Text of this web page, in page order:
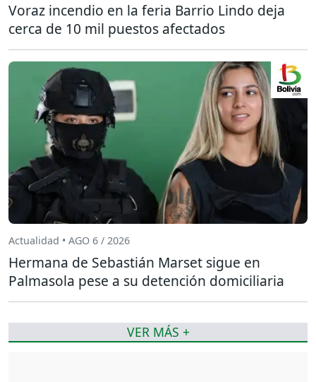
Voraz incendio en la feria Barrio Lindo deja
cerca de 10 mil puestos afectados
Actualidad • AGO 6 / 2026
Hermana de Sebastián Marset sigue en
Palmasola pese a su detención domiciliaria
VER MÁS +